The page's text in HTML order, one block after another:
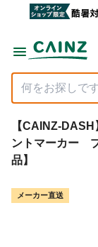
【CAINZ-
ントマーカー
品】
メーカー直送